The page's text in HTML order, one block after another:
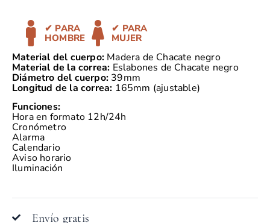
✔ PARA
HOMBRE
✔ PARA
MUJER
Material del cuerpo: Madera de Chacate negro
Material de la correa: Eslabones de Chacate negro
Diámetro del cuerpo: 39mm
Longitud de la correa: 165mm (ajustable)
Funciones:
Hora en formato 12h/24h
Cronómetro
Alarma
Calendario
Aviso horario
Iluminación
Envío gratis